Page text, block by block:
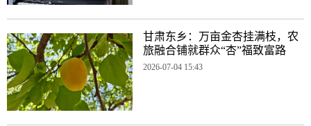
甘肃东乡：万亩金杏挂满枝，农
旅融合铺就群众“杏”福致富路
2026-07-04 15:43